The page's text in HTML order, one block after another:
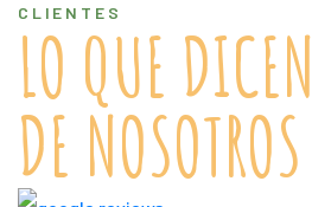
CLIENTES
LO QUE DICEN
DE NOSOTROS